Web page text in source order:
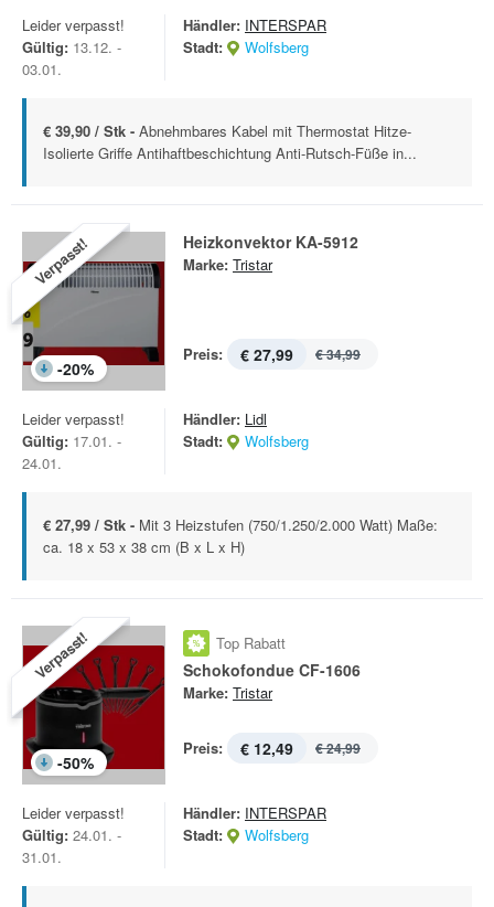
Leider verpasst!
Gültig: 13.12. -
03.01.
Händler: INTERSPAR
Stadt:
Wolfsberg
€ 39,90 / Stk - Abnehmbares Kabel mit Thermostat Hitze-
Isolierte Griffe Antihaftbeschichtung Anti-Rutsch-Füße in...
Verpasst!
-20%
Heizkonvektor KA-5912
Marke: Tristar
Preis: € 27,99 € 34,99
Leider verpasst!
Gültig: 17.01. -
24.01.
Händler: Lidl
Stadt:
Wolfsberg
€ 27,99 / Stk - Mit 3 Heizstufen (750/1.250/2.000 Watt) Maße:
ca. 18 x 53 x 38 cm (B x L x H)
Verpasst!
-50%
Top Rabatt
Schokofondue CF-1606
Marke: Tristar
Preis: € 12,49 € 24,99
Leider verpasst!
Gültig: 24.01. -
31.01.
Händler: INTERSPAR
Stadt:
Wolfsberg